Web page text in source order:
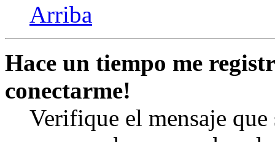
Arriba
Hace un tiempo me
conectarme!
Verifique el mensaje